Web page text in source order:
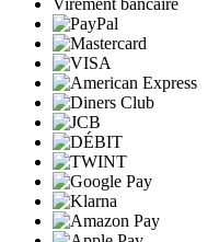
Virement bancaire